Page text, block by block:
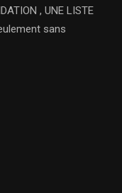
, UNE LISTE
sans